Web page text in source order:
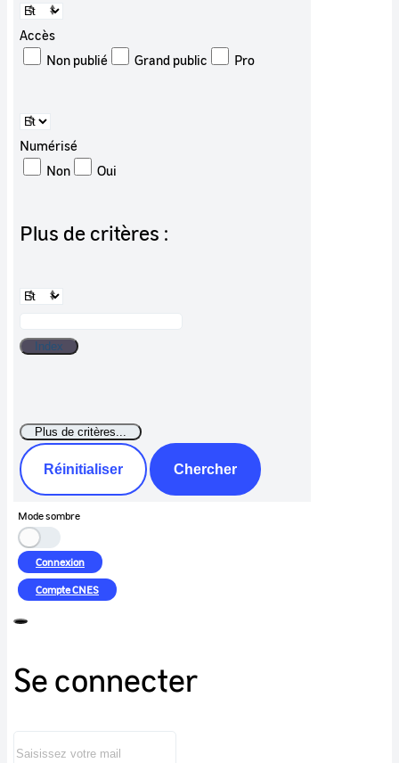
Accès
Non publié
Grand public Pro
Numérisé
Non
Oui
Plus de critères :
Réinitialiser Chercher
Mode sombre
Connexion
CompteCNES
Se connecter